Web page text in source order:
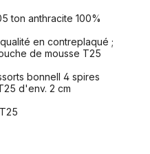
ton anthracite 100%
en contreplaqué ;
de mousse T25
bonnell 4 spires
d'env. 2 cm